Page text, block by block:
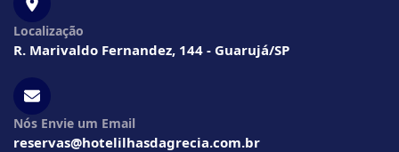
Localização
R. Marivaldo Fernandez, 144 - Guarujá/SP
Nós Envie um Email
reservas@hotelilhasdagrecia.com.br